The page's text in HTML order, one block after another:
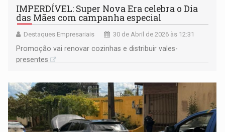
IMPERDÍVEL: Super Nova Era celebra o Dia
das Mães com campanha especial
Destaques Empresariais 30 de Abril de 2026 às 12:31
Promoção vai renovar cozinhas e distribuir vales-
presentes